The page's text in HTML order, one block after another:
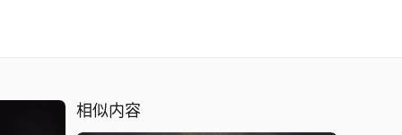
相似内容